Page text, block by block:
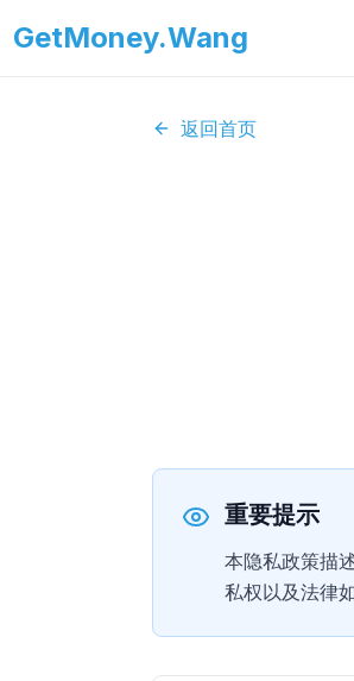
GetMoney.Wang
返回首页
重要提示
本隐私政策描
私权以及法律